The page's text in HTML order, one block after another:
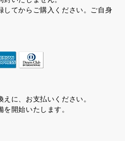
記
してからご購入ください。ご自身
に、お支払いください。
開始いたします。